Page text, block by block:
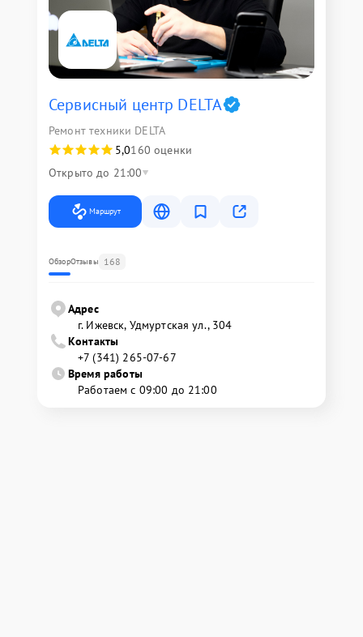
Сервисный центр DELTA
Ремонт техники DELTA
5,0160 оценки
Открыто до 21:00
Маршрут
ОбзорОтзывы 168
Адрес
г. Ижевск, Удмуртская ул., 304
Контакты
+7 (341) 265-07-67
Время работы
Работаем с 09:00 до 21:00